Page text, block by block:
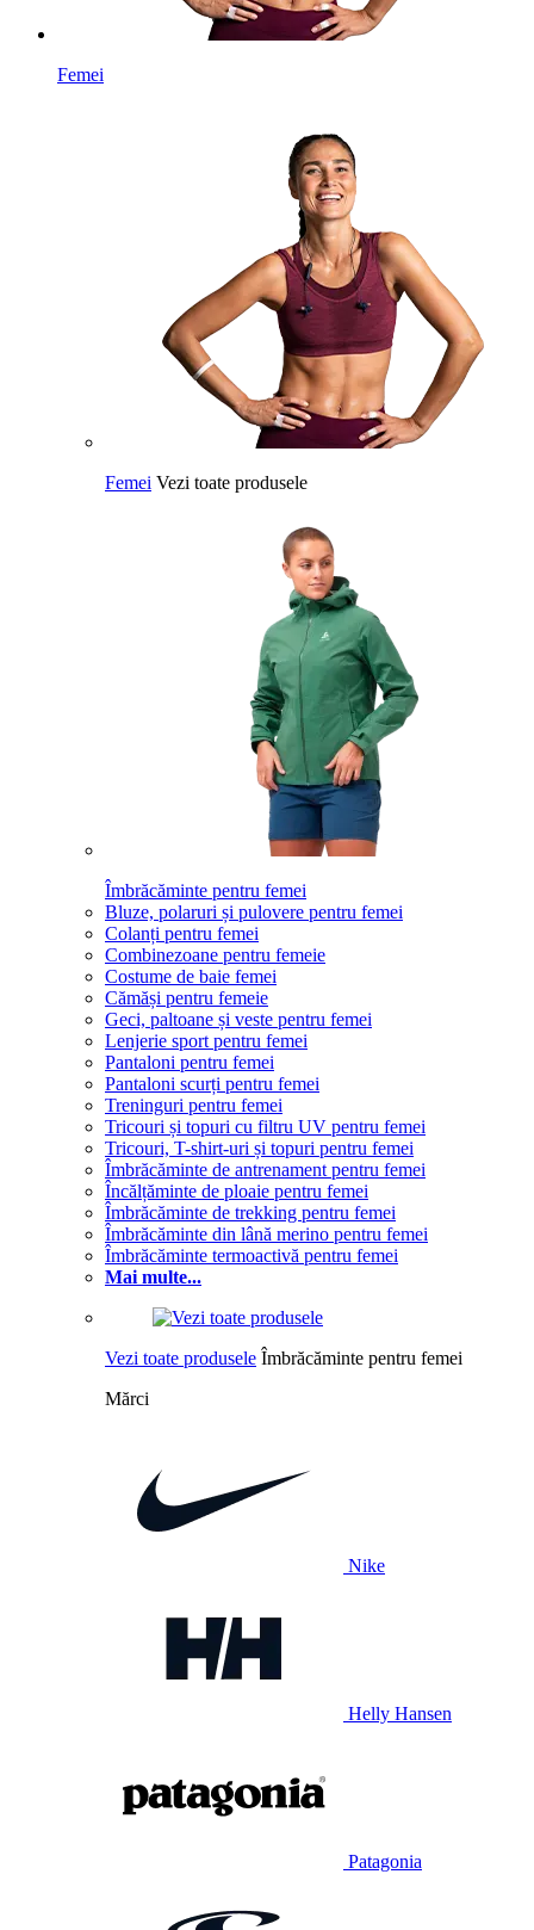
Femei
Femei Vezi toate produsele
Îmbrăcăminte pentru femei
Bluze, polaruri și pulovere pentru femei
Colanți pentru femei
Combinezoane pentru femeie
Costume de baie femei
Cămăși pentru femeie
Geci, paltoane și veste pentru femei
Lenjerie sport pentru femei
Pantaloni pentru femei
Pantaloni scurți pentru femei
Treninguri pentru femei
Tricouri și topuri cu filtru UV pentru femei
Tricouri, T-shirt-uri și topuri pentru femei
Îmbrăcăminte de antrenament pentru femei
Încălțăminte de ploaie pentru femei
Îmbrăcăminte de trekking pentru femei
Îmbrăcăminte din lână merino pentru femei
Îmbrăcăminte termoactivă pentru femei
Mai multe...
Vezi toate produsele Îmbrăcăminte pentru femei
Mărci
Nike
Helly Hansen
Patagonia